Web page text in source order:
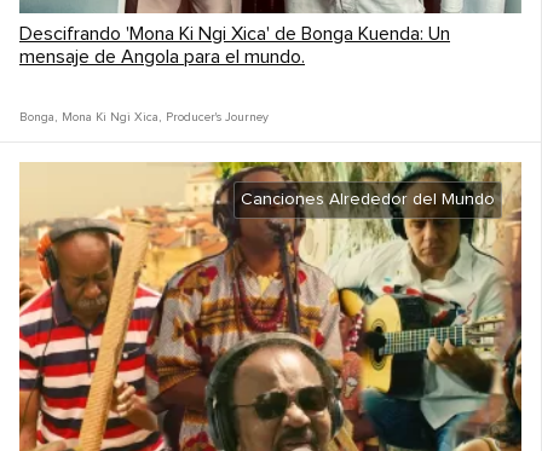
Descifrando 'Mona Ki Ngi Xica' de Bonga Kuenda: Un
mensaje de Angola para el mundo.
Bonga , Mona Ki Ngi Xica , Producer's Journey
Canciones Alrededor del Mundo